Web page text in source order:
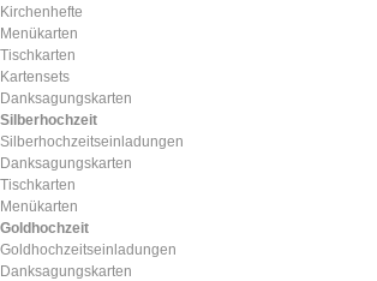
Kirchenhefte
Menükarten
Tischkarten
Kartensets
Danksagungskarten
Silberhochzeit
Silberhochzeitseinladungen
Danksagungskarten
Tischkarten
Menükarten
Goldhochzeit
Goldhochzeitseinladungen
Danksagungskarten